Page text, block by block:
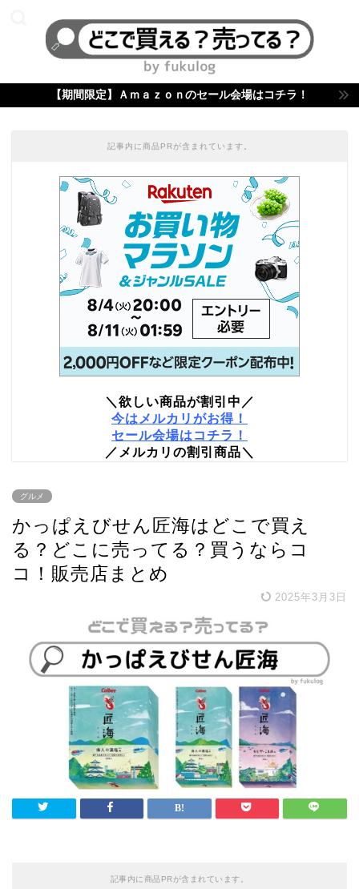
【期間限定】Ａｍａｚｏｎのセール会場はコチラ！
記事内に商品PRが含まれています。
＼欲しい商品が割引中／
今はメルカリがお得！
セール会場はコチラ！
／メルカリの割引商品＼
グルメ
かっぱえびせん匠海はどこで買え
る？どこに売ってる？買うならコ
コ！販売店まとめ
2025年3月3日
記事内に商品PRが含まれています。